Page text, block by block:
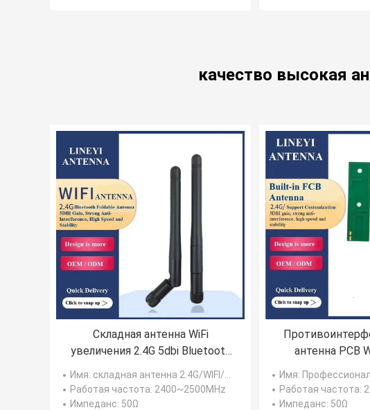
качество высокая
Складная антенна WiFi
увеличения 2.4G 5dbi Bluetooth
Имя: складная антенна 2.4G/WIFI/Bluetooth
Работая частота: 2400~2500MHz
Импеданс: 50Ω
антенна PCB
Имя: Профессиональная
Работая частота:
Импеданс: 50Ω